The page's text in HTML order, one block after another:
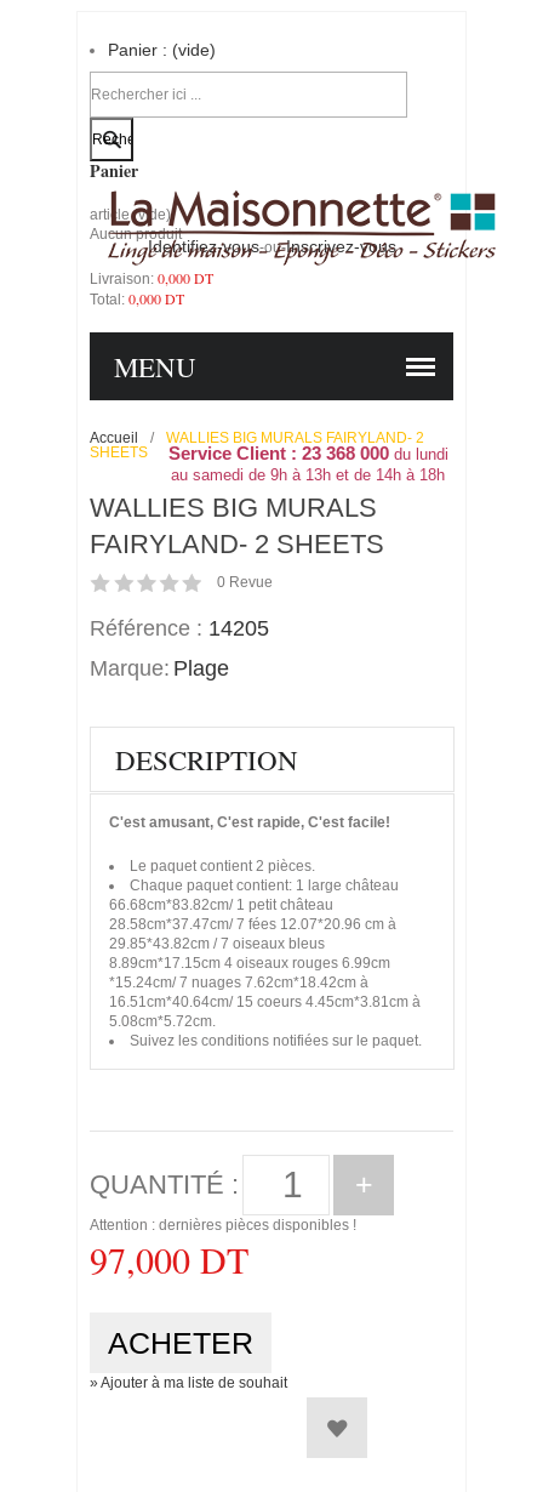
Identifiez-vous-ou-Inscrivez-vous
Panier : (vide)
Votre compte
Panier
article (vide)
Aucun produit
Livraison: 0,000 DT
Total: 0,000 DT
Service Client : 23 368 000du lundi
au samedi de 9h à 13h et de 14h à 18h
MENU
Accueil /
WALLIES BIG MURALS FAIRYLAND- 2
SHEETS
WALLIES BIG MURALS
FAIRYLAND- 2 SHEETS
0 Revue
Référence : 14205
Marque: Plage
DESCRIPTION
C'est amusant, C'est rapide, C'est facile!
Le paquet contient 2 pièces.
Chaque paquet contient: 1 large château
66.68cm*83.82cm/ 1 petit château
28.58cm*37.47cm/ 7 fées 12.07*20.96 cm à
29.85*43.82cm / 7 oiseaux bleus
8.89cm*17.15cm 4 oiseaux rouges 6.99cm
*15.24cm/ 7 nuages 7.62cm*18.42cm à
16.51cm*40.64cm/ 15 coeurs 4.45cm*3.81cm à
5.08cm*5.72cm.
Suivez les conditions notifiées sur le paquet.
QUANTITÉ : +
Attention : dernières pièces disponibles !
97,000 DT
» Ajouter à ma liste de souhait